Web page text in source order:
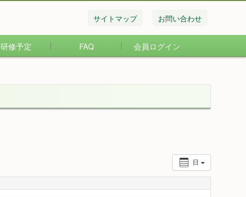
サイトマップ お問い合わせ
研修予定 FAQ 会員ログイン
日